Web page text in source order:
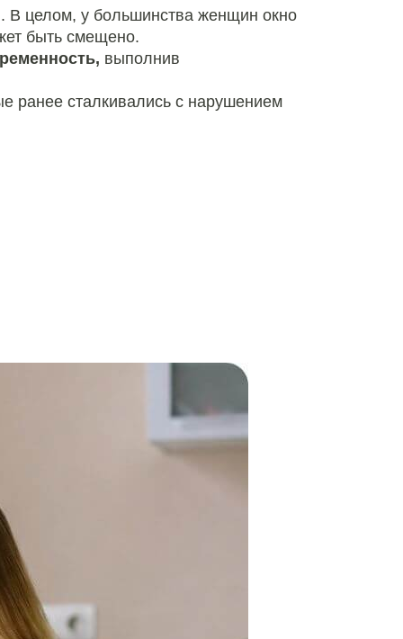
В целом, у большинства женщин окно
быть смещено.
выполнив
ранее сталкивались с нарушением